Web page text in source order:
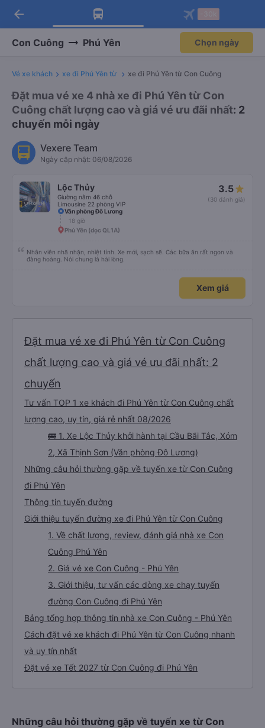
Tải app Vexere ngay!
Nhận ưu đãi thành viên độc
Mở app
Tải app Vexere
-30k/ghế khi đặt vé máy bay qua
Mở app
arrow_back
Con Cuông Phú Yên Chọn ngày
Vé xe khách xe đi Phú Yên từ xe đi Phú Yên từ Con Cuông
Đặt mua vé xe 4 nhà xe đi Phú Yên từ Con
Cuông chất lượng cao và giá vé ưu đãi nhất: 2
chuyến mỗi ngày
Vexere Team
Ngày cập nhật: 06/08/2026
Lộc Thủy
Giường nằm 46 chỗ
Limousine 22 phòng VIP
3.5
(30 đánh giá)
Văn phòng Đô Lương
18 giờ
Phú Yên (dọc QL1A)
Nhân viên nhã nhặn, nhiệt tình. Xe mới, sạch sẽ. Các bữa ăn rất ngon và
đàng hoàng. Nói chung là hài lòng.
Xem giá
Đặt mua vé xe đi Phú Yên từ Con Cuông
chất lượng cao và giá vé ưu đãi nhất: 2
chuyến
Tư vấn TOP 1 xe khách đi Phú Yên từ Con Cuông chất
lượng cao, uy tín, giá rẻ nhất 08/2026
🚌 1. Xe Lộc Thủy khởi hành tại Cầu Bãi Tắc, Xóm
2, Xã Thịnh Sơn (Văn phòng Đô Lương)
Những câu hỏi thường gặp về tuyến xe từ Con Cuông
đi Phú Yên
Thông tin tuyến đường
Giới thiệu tuyến đường xe đi Phú Yên từ Con Cuông
1. Về chất lượng, review, đánh giá nhà xe Con
Cuông Phú Yên
2. Giá vé xe Con Cuông - Phú Yên
3. Giới thiệu, tư vấn các dòng xe chạy tuyến
đường Con Cuông đi Phú Yên
Bảng tổng hợp thông tin nhà xe Con Cuông - Phú Yên
Cách đặt vé xe khách đi Phú Yên từ Con Cuông nhanh
và uy tín nhất
Đặt vé xe Tết 2027 từ Con Cuông đi Phú Yên
Những câu hỏi thường gặp về tuyến xe từ Con